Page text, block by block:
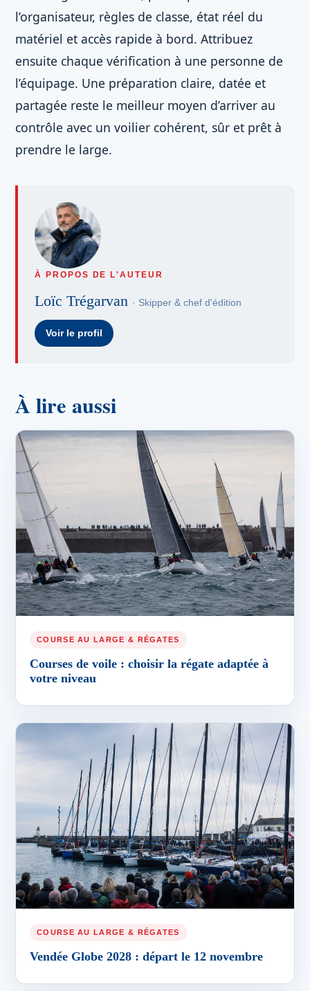
l’organisateur, règles de classe, état réel du
matériel et accès rapide à bord. Attribuez
ensuite chaque vérification à une personne de
l’équipage. Une préparation claire, datée et
partagée reste le meilleur moyen d’arriver au
contrôle avec un voilier cohérent, sûr et prêt à
prendre le large.
À PROPOS DE L'AUTEUR
Loïc Trégarvan · Skipper & chef d'édition
Voir le profil
À lire aussi
COURSE AU LARGE & RÉGATES
Courses de voile : choisir la régate adaptée à
votre niveau
COURSE AU LARGE & RÉGATES
Vendée Globe 2028 : départ le 12 novembre